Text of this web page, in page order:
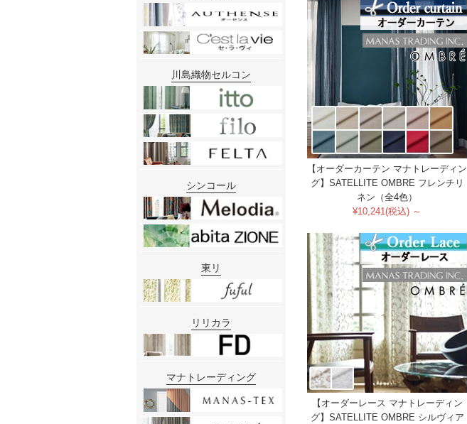
【オーダーカーテン マナトレーディン
グ】SATELLITE OMBRE フレンチリ
ネン（全4色）
¥10,241(税込) ～
【オーダーレース マナトレーディン
グ】SATELLITE OMBRE シルヴィア
川島織物セルコン
シンコール
東リ
リリカラ
マナトレーディング